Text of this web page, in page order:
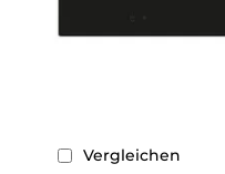
Vergleichen